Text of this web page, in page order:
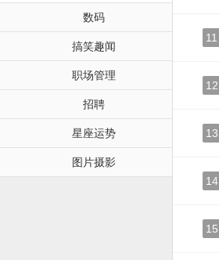
数码
搞笑趣闻
职场管理
招聘
星座运势
图片摄影
11
12
13
14
15